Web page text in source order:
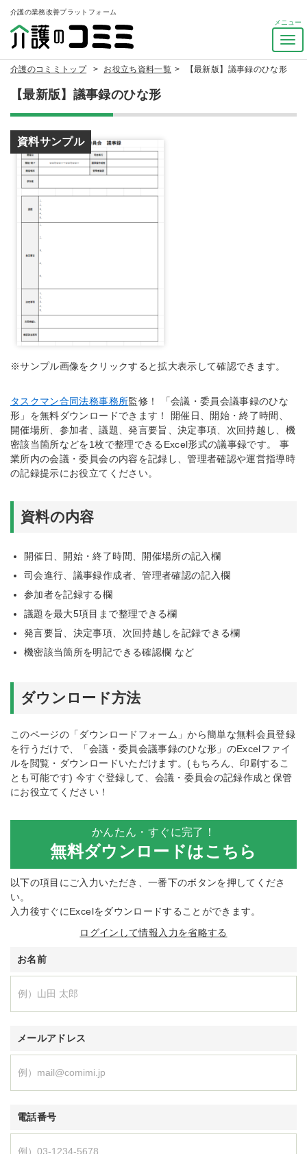
介護の業務改善プラットフォーム
ナ
ビ
ョ
介護のコミミトップ お役立ち資料一覧 【最新版】議事録のひな形
【最新版】議事録のひな形
資料サンプル
※サンプル画像をクリックすると拡大表示して確認できます。
タスクマン合同法務事務所監修！ 「会議・委員会議事録のひな
形」を無料ダウンロードできます！ 開催日、開始・終了時間、
開催場所、参加者、議題、発言要旨、決定事項、次回持越し、機
密該当箇所などを1枚で整理できるExcel形式の議事録です。 事
業所内の会議・委員会の内容を記録し、管理者確認や運営指導時
の記録提示にお役立てください。
資料の内容
開催日、開始・終了時間、開催場所の記入欄
司会進行、議事録作成者、管理者確認の記入欄
参加者を記録する欄
議題を最大5項目まで整理できる欄
発言要旨、決定事項、次回持越しを記録できる欄
機密該当箇所を明記できる確認欄 など
ダウンロード方法
このページの「ダウンロードフォーム」から簡単な無料会員登録
を行うだけで、「会議・委員会議事録のひな形」のExcelファイ
ルを閲覧・ダウンロードいただけます。(もちろん、印刷するこ
とも可能です) 今すぐ登録して、会議・委員会の記録作成と保管
にお役立てください！
かんたん・すぐに完了！
無料ダウンロードはこちら
以下の項目にご入力いただき、一番下のボタンを押してくださ
い。
入力後すぐにExcelをダウンロードすることができます。
ログインして情報入力を省略する
お名前
メールアドレス
電話番号